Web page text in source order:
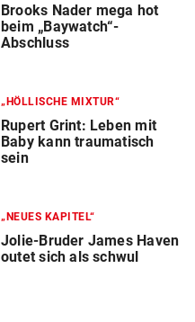
Brooks Nader mega hot
beim „Baywatch“-
Abschluss
„HÖLLISCHE MIXTUR“
Rupert Grint: Leben mit
Baby kann traumatisch
sein
„NEUES KAPITEL“
Jolie-Bruder James Haven
outet sich als schwul